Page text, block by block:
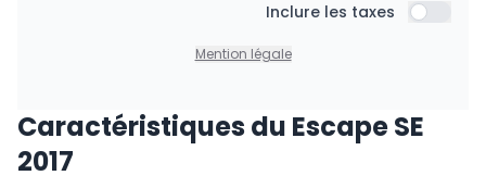
Inclure les taxes Inclure
Mention légale
Caractéristiques du Escape SE
2017